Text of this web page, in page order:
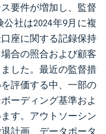
要件が増加し、監督
社は2024年9月に複
座に関する記録保持
合の照合および顧客
した。最近の監督措
評価する中、一部の
ーディング基準およ
す。アウトソーシン
計画、データポータ